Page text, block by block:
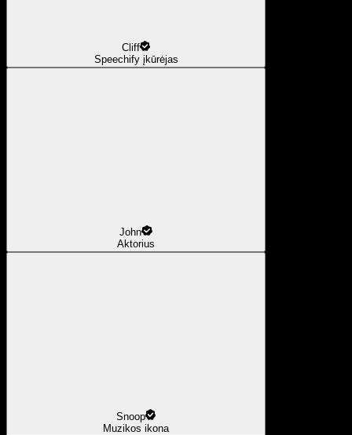
Cliff
Speechify įkūrėjas
John
Aktorius
Snoop
Muzikos ikona